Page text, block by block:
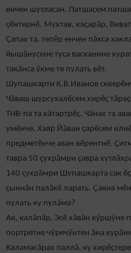
енчен шутласан. Патшасем
çӗнтернӗ. Мухтав, каçарăр,
Çапах та, тепӗр енчен пăхса
йышăнусене туса васканине
такăнса ӳкме те пулать вӗт.
Шупашкарти К.В.Иванов
Чăваш шурсухалӗсем хирӗç
ТНВ-па та кăтартрӗç. Чăнах та
умӗнче. Хаяр Йăван çарӗсем
предметӗнче аван вӗрентнӗ.
тавра 50 çухрăмри çавра
140 çухрăмри Шупашкарта çак
çыннăн палăкӗ ларать. Çакна
пулать ку пулăма?
Ак, калăпăр, Эсӗ хăвăн кӳршӳне
портретне чӳречӳнтен ăна
Каламасăрах паллă, ку